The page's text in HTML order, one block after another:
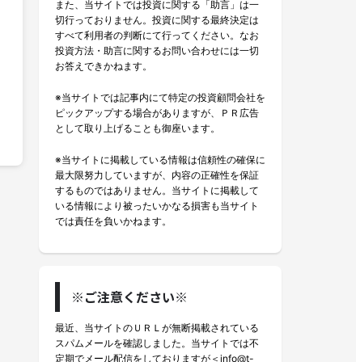
また、当サイトでは投資に関する「助言」は一
切行っておりません。投資に関する最終決定は
すべて利用者の判断にて行ってください。なお
投資方法・助言に関するお問い合わせには一切
お答えできかねます。
※当サイトでは記事内にて特定の投資顧問会社を
ピックアップする場合がありますが、ＰＲ広告
として取り上げることも御座います。
※当サイトに掲載している情報は信頼性の確保に
最大限努力していますが、内容の正確性を保証
するものではありません。当サイトに掲載して
いる情報により被ったいかなる損害も当サイト
では責任を負いかねます。
※ご注意ください※
最近、当サイトのＵＲＬが無断掲載されている
スパムメールを確認しました。当サイトでは不
定期でメール配信をしておりますが＜info@t-